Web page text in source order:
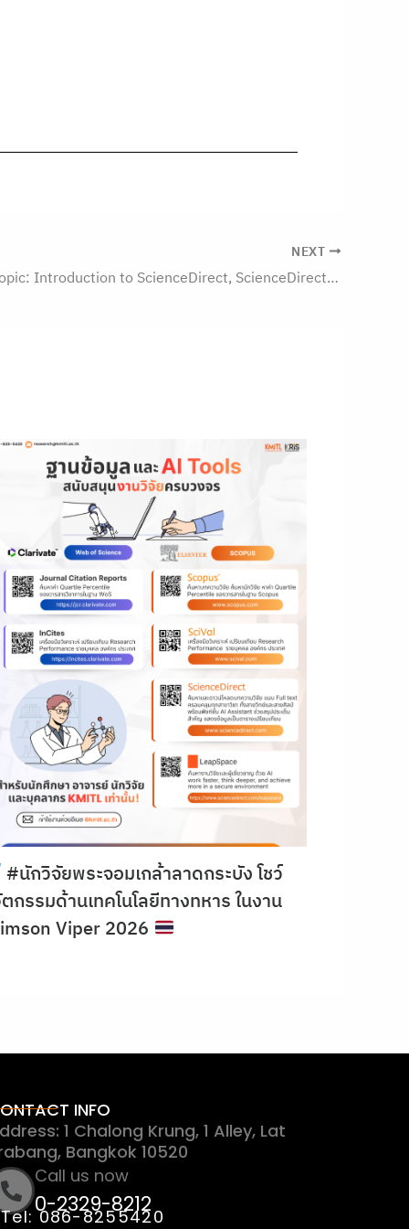
NEXT
Workshop Topic: Introduction to ScienceDirect, ScienceDirect AI and Scopus for Research
#นักวิจัยพระจอมเกล้าลาดกระบัง โชว์
กรรมด้านเทคโนโลยีทางทหาร ในงาน
Viper 2026
INFO
1 Chalong Krung, 1 Alley, Lat
Bangkok 10520
Call us now
0-2329-8212
Tel: 086-8255420